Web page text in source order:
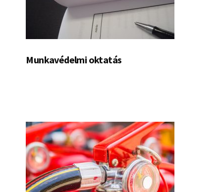
Munkavédelmi oktatás